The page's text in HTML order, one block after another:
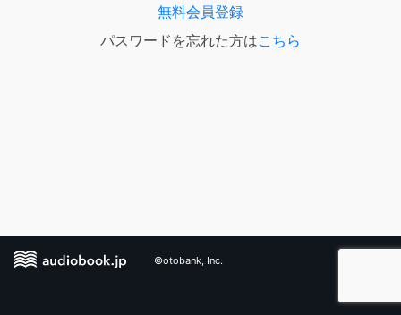
無料会員登録
パスワードを忘れた方はこちら
©otobank, Inc.